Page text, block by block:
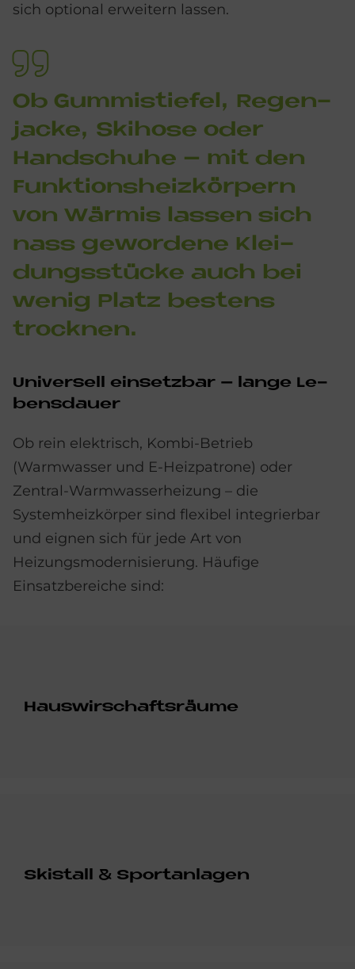
sich optional erweitern lassen.
Ob Gum­mi­stie­fel, Re­gen­
jacke, Ski­ho­se oder
Hand­schu­he – mit den
Funk­ti­ons­heiz­kör­pern
von Wär­mis las­sen sich
nass ge­wor­de­ne Klei­
dungs­stücke auch bei
we­nig Pla­tz be­stens
trock­nen.
Uni­ver­sell ein­setz­bar – lan­ge Le­
bens­dau­er
Ob rein elektrisch, Kombi-Betrieb
(Warmwasser und E-Heizpatrone) oder
Zentral-Warmwasserheizung – die
Systemheizkörper sind flexibel integrierbar
und eignen sich für jede Art von
Heizungsmodernisierung. Häufige
Einsatzbereiche sind:
Haus­wir­schafts­räu­me
Ski­stall & Sport­an­la­gen